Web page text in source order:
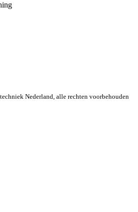
Nederland, alle rechten voorbehouden